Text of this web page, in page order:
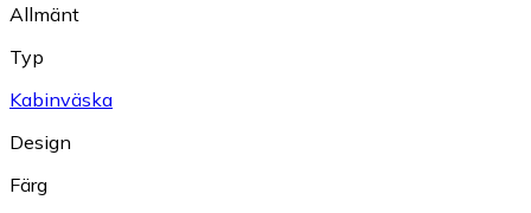
Allmänt
Typ
Kabinväska
Design
Färg